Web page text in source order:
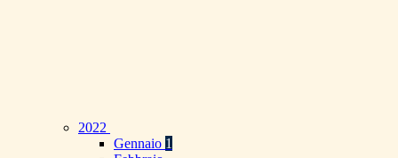
2022
Gennaio 1